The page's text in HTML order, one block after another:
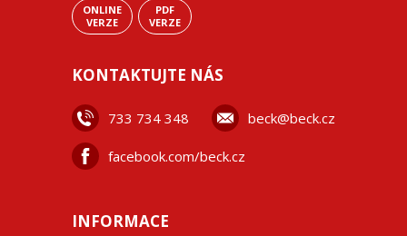
ONLINE
VERZE
PDF
VERZE
KONTAKTUJTE NÁS
733 734 348 beck@beck.cz
facebook.com/beck.cz
INFORMACE